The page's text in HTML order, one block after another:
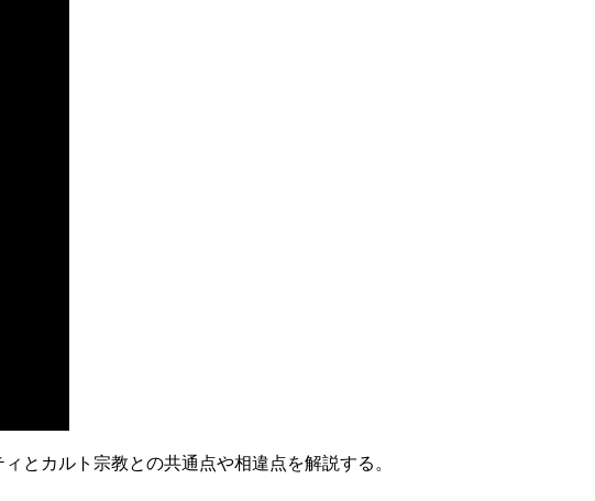
とカルト宗教との共通点や相違点を解説する。